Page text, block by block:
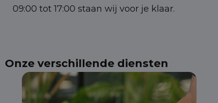
09:00 tot 17:00 staan wij voor je klaar.
Onze verschillende diensten